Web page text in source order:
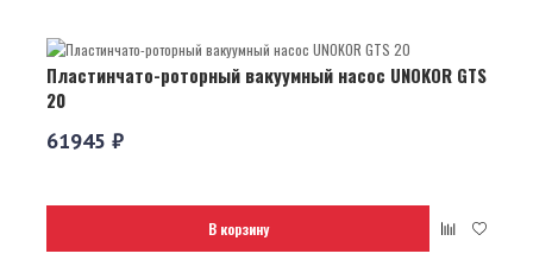
Пластинчато-роторный вакуумный насос UNOKOR GTS
20
61945 ₽
В корзину